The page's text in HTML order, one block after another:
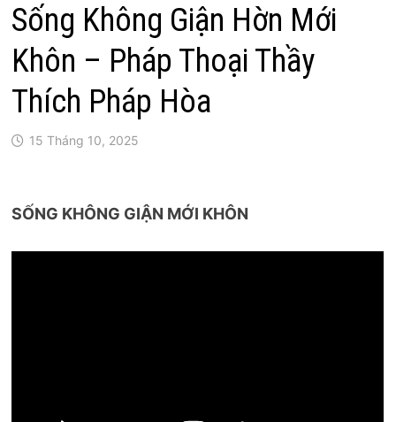
Sống Không Giận Hờn Mới
Khôn – Pháp Thoại Thầy
Thích Pháp Hòa
15 Tháng 10, 2025
SỐNG KHÔNG GIẬN MỚI KHÔN